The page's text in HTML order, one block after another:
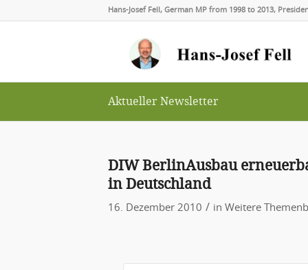
Hans-Josef Fell, German MP from 1998 to 2013,
Aktueller Newsletter
DIW BerlinAusbau
in Deutschland
16. Dezember 2010 / in Weitere